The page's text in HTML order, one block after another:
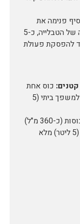
ולהוסיף פנימה את
הטבלייה. יש להמתין להתמוססות מלאה של הטבלייה, כ-5
להפסקת פעולת
כוס אחת
(כ-180 מ"ל) מהתמיסה ולהוסיף למשפך ביתי (5
2 כוסות (כ-360 מ"ל)
מהתמיסה ולהוסיף למשפך ביתי (5 ליטר) מלא